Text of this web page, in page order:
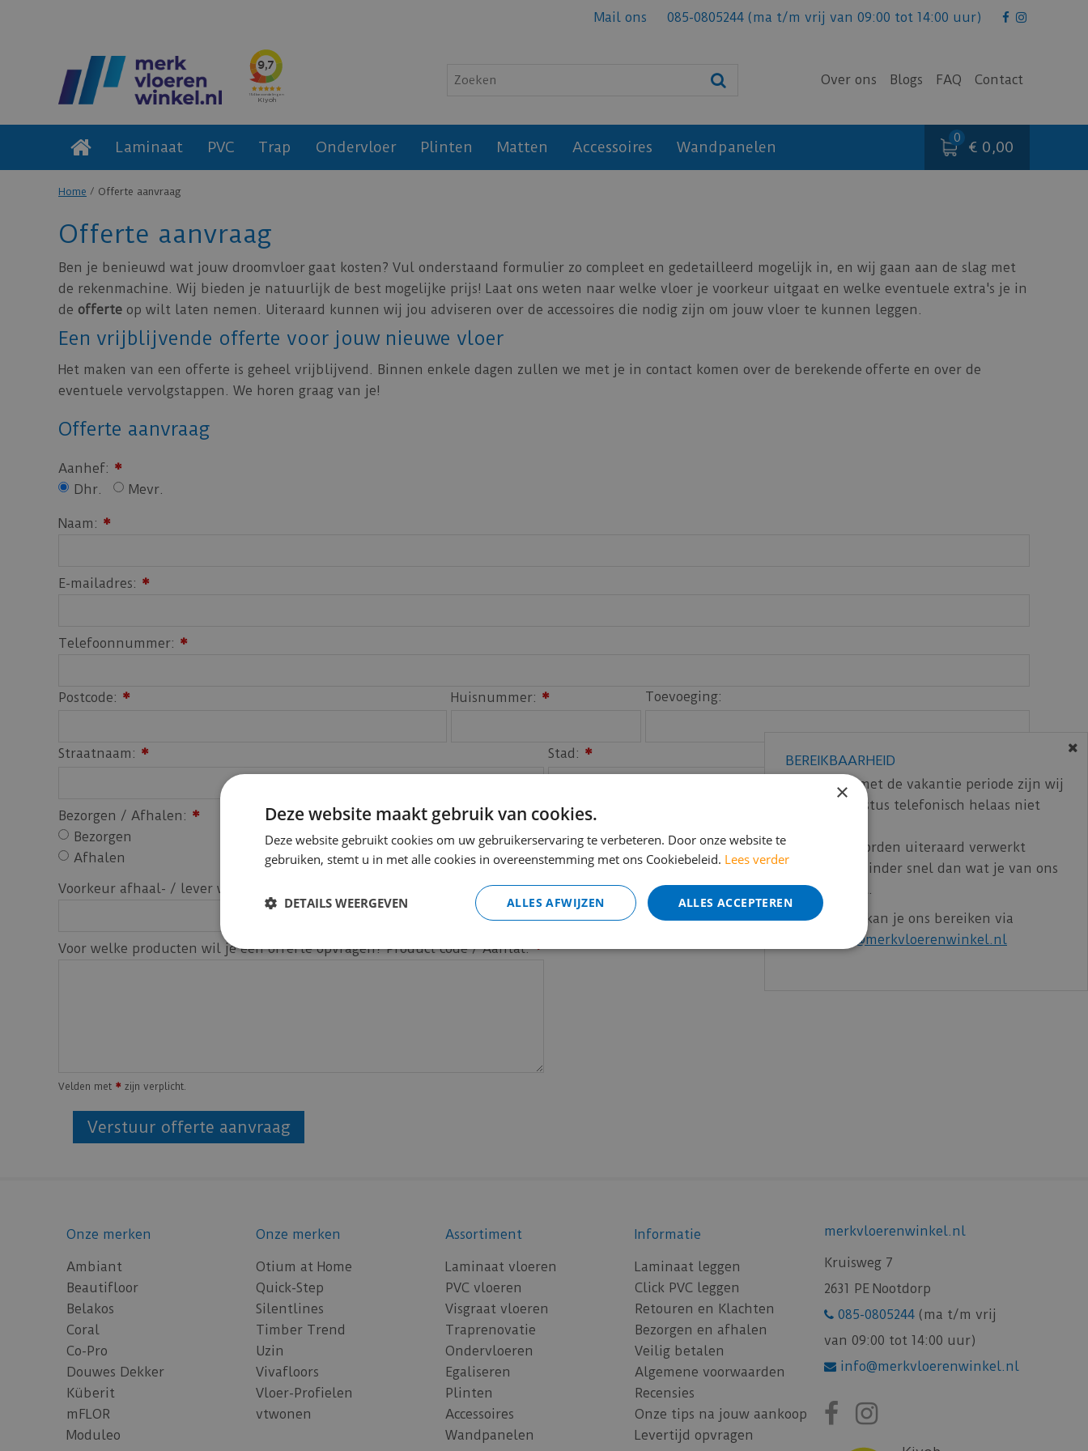
Home Offerte aanvraag
Mail ons 085-0805244 (ma t/m vrij van 09:00 tot 14:00 uur)
Over ons Blogs FAQ Contact
Laminaat PVC Trap Ondervloer Plinten Matten Accessoires Wandpanelen € 0,00
Offerte aanvraag
Ben je benieuwd wat jouw droomvloer gaat kosten? Vul onderstaand formulier zo compleet en gedetailleerd mogelijk in, en wij gaan aan de slag met
de rekenmachine. Wij bieden je natuurlijk de best mogelijke prijs! Laat ons weten naar welke vloer je voorkeur uitgaat en welke eventuele extra's je in
de offerte op wilt laten nemen. Uiteraard kunnen wij jou adviseren over de accessoires die nodig zijn om jouw vloer te kunnen leggen.
Een vrijblijvende offerte voor jouw nieuwe vloer
Het maken van een offerte is geheel vrijblijvend. Binnen enkele dagen zullen we met je in contact komen over de berekende offerte en over de
eventuele vervolgstappen. We horen graag van je!
Offerte aanvraag
Aanhef: *
Dhr. Mevr.
Naam: *
E-mailadres: *
Telefoonnummer: *
Postcode: * Huisnummer: * Toevoeging:
Straatnaam: * Stad: *
Bezorgen / Afhalen: *
Bezorgen
Afhalen
Voorkeur afhaal- / lever week:
Voor welke producten wil je een offerte opvragen? Product code / Aantal:*
Velden met * zijn verplicht.
Onze merken
Ambiant
Beautifloor
Belakos
Coral
Co-Pro
Douwes Dekker
Küberit
mFLOR
Moduleo
Onze merken
Otium at Home
Quick-Step
Silentlines
Timber Trend
Uzin
Vivafloors
Vloer-Profielen
vtwonen
Assortiment
Laminaat vloeren
PVC vloeren
Visgraat vloeren
Traprenovatie
Ondervloeren
Egaliseren
Plinten
Accessoires
Wandpanelen
Informatie
Laminaat leggen
Click PVC leggen
Retouren en Klachten
Bezorgen en afhalen
Veilig betalen
Algemene voorwaarden
Recensies
Onze tips na jouw aankoop
Levertijd opvragen
merkvloerenwinkel.nl
Kruisweg 7
2631 PE Nootdorp
085-0805244 (ma t/m vrij
van 09:00 tot 14:00 uur)
info@merkvloerenwinkel.nl
BEREIKBAARHEID
In verband met de vakantie periode zijn wij
t/m 14 augustus telefonisch helaas niet
Bestelling worden uiteraard verwerkt
echter iets minder snel dan wat je van ons
gewend bent.
Voor vragen kan je ons bereiken via
info@merkvloerenwinkel.nl
×
Deze website maakt gebruik van cookies.
Deze website gebruikt cookies om uw gebruikerservaring te verbeteren. Door onze website te
gebruiken, stemt u in met alle cookies in overeenstemming met ons Cookiebeleid. Lees verder
ALLES ACCEPTEREN
ALLES AFWIJZEN
DETAILS WEERGEVEN